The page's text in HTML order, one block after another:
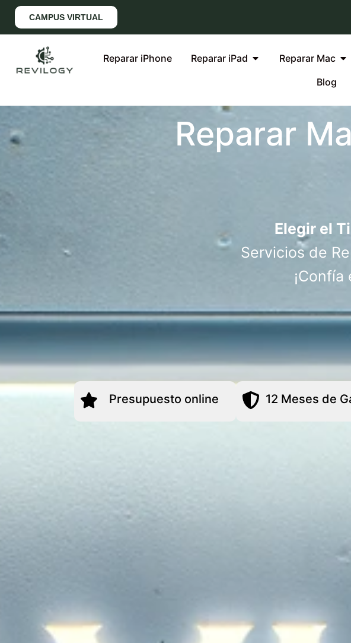
CAMPUS VIRTUAL
Reparar iPhone Reparar iPad Reparar Mac
Blog
Reparar
Elegir el
Servicios de
Presupuesto online 12 Meses de